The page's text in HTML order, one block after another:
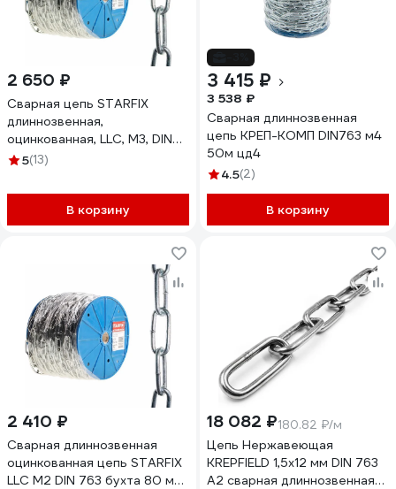
2 650 ₽
Сварная цепь STARFIX
длиннозвенная,
оцинкованная, LLC, М3, DIN
763, бухта 60 м SMP-42315-
5(13)
В корзину
3 415 ₽
3 538 ₽
Сварная длиннозвенная
цепь КРЕП-КОМП DIN763 м4
50м цд4
4.5(2)
В корзину
2 410 ₽
Сварная длиннозвенная
оцинкованная цепь STARFIX
LLC М2 DIN 763 бухта 80 м
18 082 ₽180.82 ₽/м
Цепь Нержавеющая
KREPFIELD 1,5х12 мм DIN 763
А2 сварная длиннозвенная